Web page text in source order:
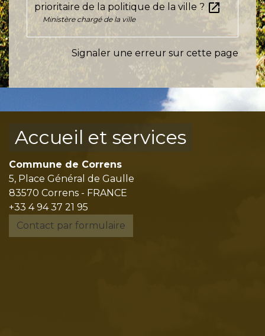
prioritaire de la politique de la ville ? open_in_new
Ministère chargé de la ville
Signaler une erreur sur cette page
Accueil et services
Commune de Correns
5, Place Général de Gaulle
83570 Correns - FRANCE
+33 4 94 37 21 95
Contact par formulaire